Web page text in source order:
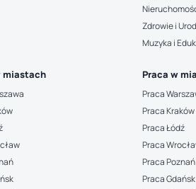
Zdrowie i
Muzyka i
miastach Praca w
Praca
Praca Kraków
Praca Łódź
Praca
Praca Poznań
Praca Gdańsk